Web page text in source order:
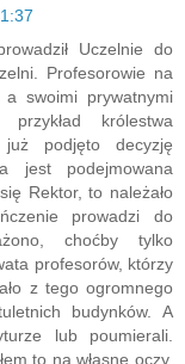
Uczelnie do
Profesorowie na
swoimi prywatnymi
królestwa
podjęto decyzję
jest podejmowana
Rektor, to należało
prowadzi do
choćby tylko
profesorów, którzy
z tego ogromnego
budynków. A
lub poumierali.
to na własne oczy.